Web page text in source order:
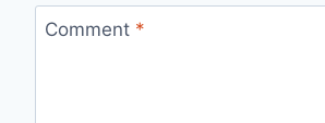
Comment *